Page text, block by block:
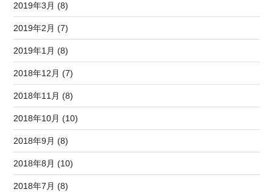
2019年3月 (8)
2019年2月 (7)
2019年1月 (8)
2018年12月 (7)
2018年11月 (8)
2018年10月 (10)
2018年9月 (8)
2018年8月 (10)
2018年7月 (8)